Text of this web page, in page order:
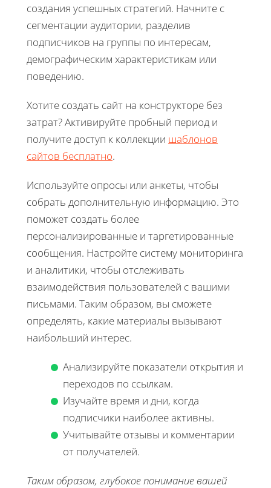
создания успешных стратегий. Начните с
сегментации аудитории, разделив
подписчиков на группы по интересам,
демографическим характеристикам или
поведению.
Хотите создать сайт на конструкторе без
затрат? Активируйте пробный период и
получите доступ к коллекции шаблонов
сайтов бесплатно.
Используйте опросы или анкеты, чтобы
собрать дополнительную информацию. Это
поможет создать более
персонализированные и таргетированные
сообщения. Настройте систему мониторинга
и аналитики, чтобы отслеживать
взаимодействия пользователей с вашими
письмами. Таким образом, вы сможете
определять, какие материалы вызывают
наибольший интерес.
Анализируйте показатели открытия и
переходов по ссылкам.
Изучайте время и дни, когда
подписчики наиболее активны.
Учитывайте отзывы и комментарии
от получателей.
Таким образом, глубокое понимание вашей